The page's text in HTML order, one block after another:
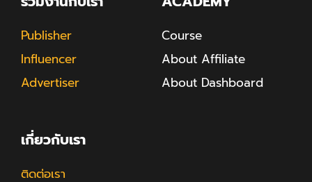
Publisher
Influencer
Advertiser
Course
About Affiliate
About Dashboard
เกี่ยวกับเรา
ติดต่อเรา